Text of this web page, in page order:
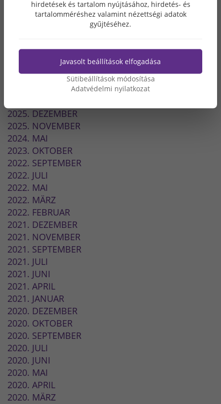
2026. MÄRZ
2025. DEZEMBER
2025. NOVEMBER
2024. MAI
2023. OKTOBER
2022. SEPTEMBER
2022. JULI
2022. MAI
2022. MÄRZ
2022. FEBRUAR
2021. DEZEMBER
2021. NOVEMBER
2021. SEPTEMBER
2021. JULI
2021. JUNI
2021. APRIL
2021. JANUAR
2020. DEZEMBER
2020. OKTOBER
2020. SEPTEMBER
2020. JULI
2020. JUNI
2020. MAI
2020. APRIL
2020. MÄRZ
hirdetések és tartalom nyújtásához, hirdetés- és
tartalomméréshez valamint nézettségi adatok
gyűjtéséhez.
Javasolt beállítások elfogadása
Sütibeállítások módosítása
Adatvédelmi nyilatkozat